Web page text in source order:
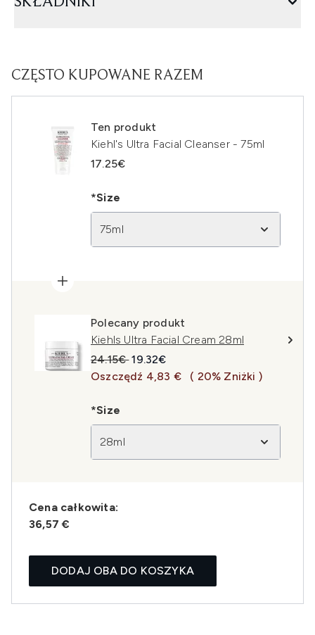
CZĘSTO KUPOWANE RAZEM
Ten produkt
Kiehl's Ultra Facial Cleanser - 75ml
17.25€
*Size
75ml
Polecany produkt
Kiehls Ultra Facial Cream 28ml
Sugerowana cena detaliczna:
24.15€Aktualna cena:
19.32€
Oszczędź 4,83 €
( 20% Zniżki )
*Size
28ml
Cena całkowita:
36,57 €
DODAJ OBA DO KOSZYKA